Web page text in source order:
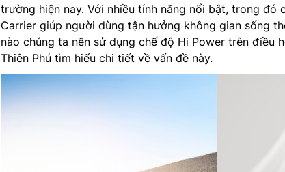
trường hiện nay. Với nhiều tính năng nổi bật, trong đó
Carrier giúp người dùng tận hưởng không gian sống
nào chúng ta nên sử dụng chế độ Hi Power trên điều
Thiên Phú tìm hiểu chi tiết về vấn đề này.